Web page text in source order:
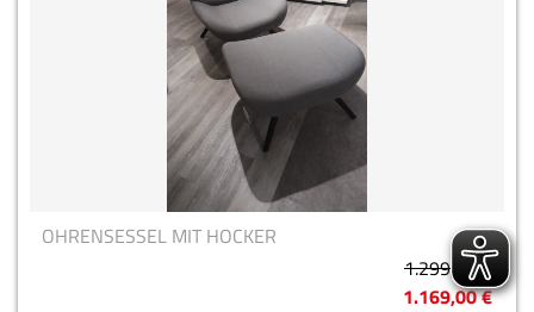
OHRENSESSEL MIT HOCKER
1.299,00 €
1.169,00 €